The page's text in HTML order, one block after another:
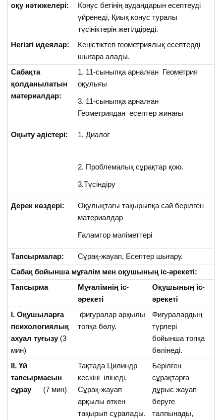
оқу нәтижелері:
Конус бетінің аудандарын есептеуді
үйренеді, Қиық конус туралы
түсініктерін жетілдіреді.
Негізгі идеялар:
Кеңістіктегі геометриялық есептерді
шығара алады.
Сабақта
қолданылатын
материалдар:
1. 11-сыныпқа арналған Геометрия
оқулығы
3. 11-сыныпқа арналған
Геометриядан есептер жинағы
Оқыту әдістері: 1. Диалог
2. Проблемалық сұрақтар қою.
3.Түсіндіру
Дерек көздері:
Оқулықтағы тақырыпқа сай берілген
материалдар
Ғаламтор мәліметтері
Тапсырмалар:
Сұрақ-жауап, Есептер шығару.
Сабақ бойынша мұғалім мен оқушының іс-әрекеті:
Тапсырма
Мұғалімнің іс-
әрекеті
Оқушының іс-
әрекеті
І. Оқушыларға
психологиялық
ахуал туғызу (3
мин)
фигуралар арқылы
топқа бөлу.
Фигуралардың
түрлері
бойынша топқа
бөлінеді.
ІІ. Үй
тапсырмасын
сұрау (7 мин)
Тақтада Цилиндр
кескіні ілінеді.
Сұрақ-жауап
арқылы өткен
тақырып сұралады.
Берілген
сұрақтарға
дұрыс жауап
беруге
талпынады,